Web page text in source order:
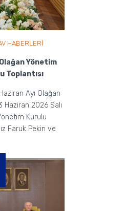
HABERLERİ
Yönetim
Toplantısı
Ayı Olağan
Haziran 2026 Salı
Kurulu
Faruk Pekin ve